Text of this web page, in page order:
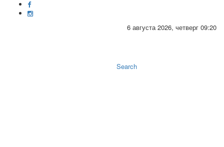
6 августа 2026, четверг 09:20
Search